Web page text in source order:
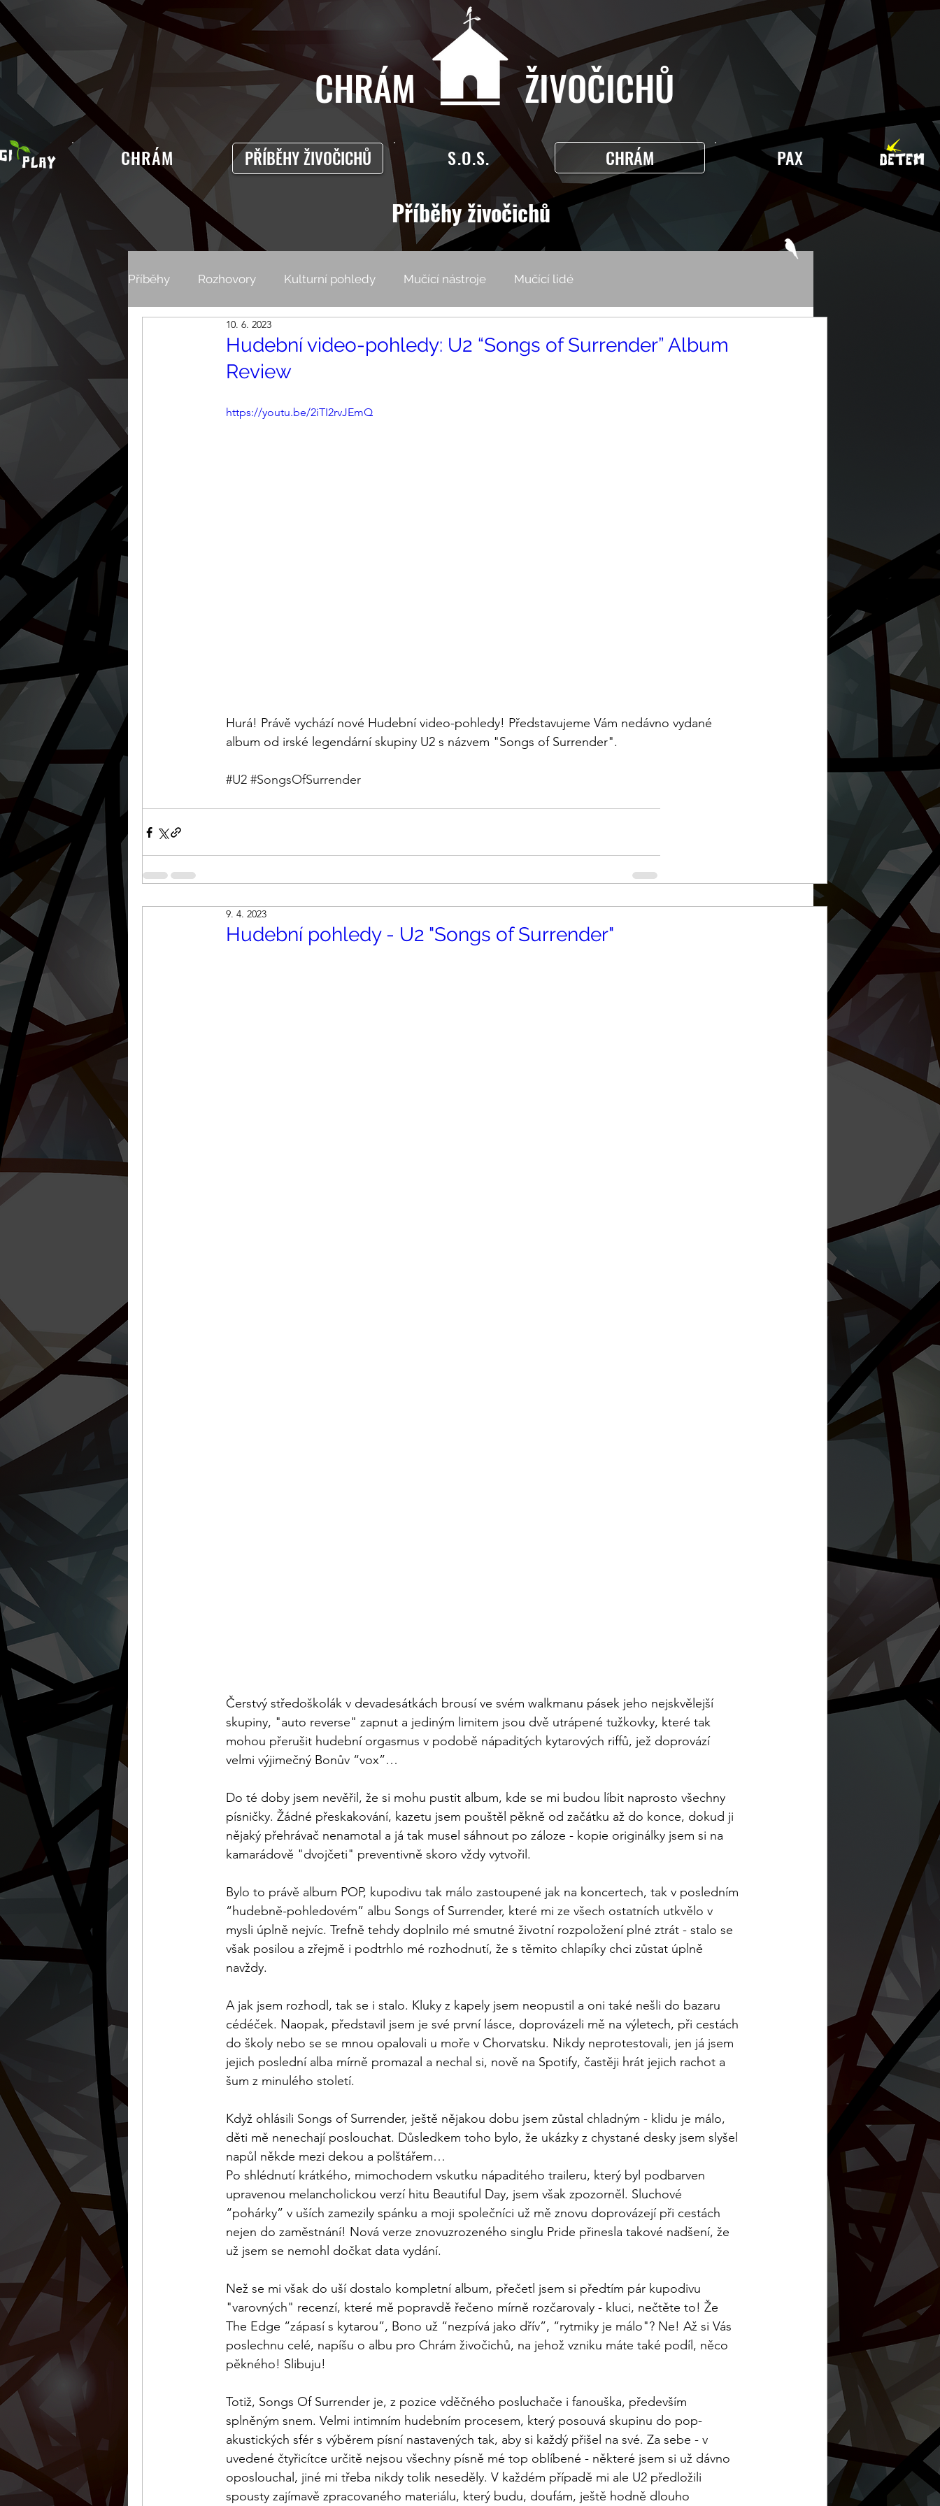
CHRÁM ŽIVOČICHŮ
CHRÁM PŘÍBĚHY ŽIVOČICHŮ S.O.S. CHRÁM PAX
Příběhy živočichů
Příběhy Rozhovory Kulturní pohledy Mučící nástroje Mučící lidé
Hudební video-pohledy: U2 “Songs of Surrender” Album
Review
10. 6. 2023
https://youtu.be/2iTI2rvJEmQ
Hurá! Právě vychází nové Hudební video-pohledy! Představujeme Vám nedávno vydané
album od irské legendární skupiny U2 s názvem "Songs of Surrender".
#U2 #SongsOfSurrender
Hudební pohledy - U2 "Songs of Surrender"
9. 4. 2023
Čerstvý středoškolák v devadesátkách brousí ve svém walkmanu pásek jeho nejskvělejší
skupiny, "auto reverse" zapnut a jediným limitem jsou dvě utrápené tužkovky, které tak
mohou přerušit hudební orgasmus v podobě nápaditých kytarových riffů, jež doprovází
velmi výjimečný Bonův “vox”…
Do té doby jsem nevěřil, že si mohu pustit album, kde se mi budou líbit naprosto všechny
písničky. Žádné přeskakování, kazetu jsem pouštěl pěkně od začátku až do konce, dokud ji
nějaký přehrávač nenamotal a já tak musel sáhnout po záloze - kopie originálky jsem si na
kamarádově "dvojčeti" preventivně skoro vždy vytvořil.
Bylo to právě album POP, kupodivu tak málo zastoupené jak na koncertech, tak v posledním
“hudebně-pohledovém” albu Songs of Surrender, které mi ze všech ostatních utkvělo v
mysli úplně nejvíc. Trefně tehdy doplnilo mé smutné životní rozpoložení plné ztrát - stalo se
však posilou a zřejmě i podtrhlo mé rozhodnutí, že s těmito chlapíky chci zůstat úplně
navždy.
A jak jsem rozhodl, tak se i stalo. Kluky z kapely jsem neopustil a oni také nešli do bazaru
cédéček. Naopak, představil jsem je své první lásce, doprovázeli mě na výletech, při cestách
do školy nebo se se mnou opalovali u moře v Chorvatsku. Nikdy neprotestovali, jen já jsem
jejich poslední alba mírně promazal a nechal si, nově na Spotify, častěji hrát jejich rachot a
šum z minulého století.
Když ohlásili Songs of Surrender, ještě nějakou dobu jsem zůstal chladným - klidu je málo,
děti mě nenechají poslouchat. Důsledkem toho bylo, že ukázky z chystané desky jsem slyšel
napůl někde mezi dekou a polštářem…
Po shlédnutí krátkého, mimochodem vskutku nápaditého traileru, který byl podbarven
upravenou melancholickou verzí hitu Beautiful Day, jsem však zpozorněl. Sluchové
“pohárky” v uších zamezily spánku a moji společníci už mě znovu doprovázejí při cestách
nejen do zaměstnání! Nová verze znovuzrozeného singlu Pride přinesla takové nadšení, že
už jsem se nemohl dočkat data vydání.
Než se mi však do uší dostalo kompletní album, přečetl jsem si předtím pár kupodivu
"varovných" recenzí, které mě popravdě řečeno mírně rozčarovaly - kluci, nečtěte to! Že
The Edge “zápasí s kytarou”, Bono už “nezpívá jako dřív”, “rytmiky je málo"? Ne! Až si Vás
poslechnu celé, napíšu o albu pro Chrám živočichů, na jehož vzniku máte také podíl, něco
pěkného! Slibuju!
Totiž, Songs Of Surrender je, z pozice vděčného posluchače i fanouška, především
splněným snem. Velmi intimním hudebním procesem, který posouvá skupinu do pop-
akustických sfér s výběrem písní nastavených tak, aby si každý přišel na své. Za sebe - v
uvedené čtyřicítce určitě nejsou všechny písně mé top oblíbené - některé jsem si už dávno
oposlouchal, jiné mi třeba nikdy tolik neseděly. V každém případě mi ale U2 předložili
spousty zajímavě zpracovaného materiálu, který budu, doufám, ještě hodně dlouho